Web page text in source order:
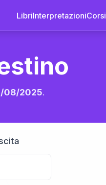
LibriInterpretazioniCorsi
08/2025.